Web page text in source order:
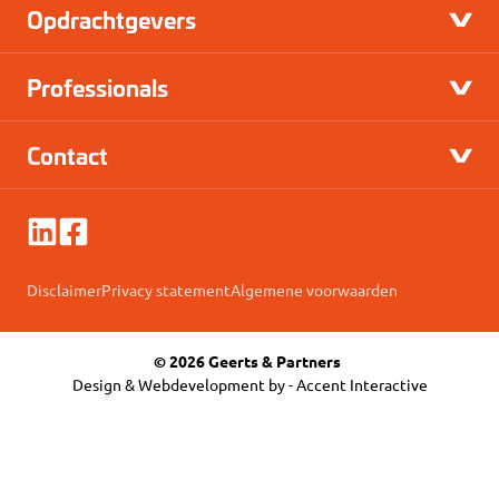
Opdrachtgevers
Professionals
Contact
DisclaimerPrivacy statementAlgemene voorwaarden
© 2026 Geerts & Partners
Design & Webdevelopment by -Accent Interactive